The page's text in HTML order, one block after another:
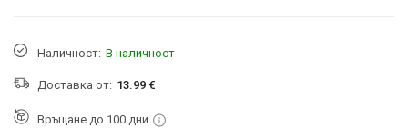
Наличност: В наличност
Доставка от: 13.99 €
Връщане до 100 дни